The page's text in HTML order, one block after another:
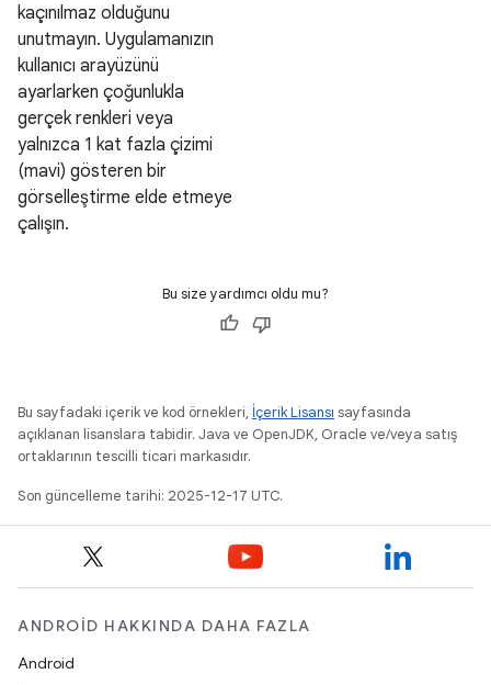
kaçınılmaz olduğunu
unutmayın. Uygulamanızın
kullanıcı arayüzünü
ayarlarken çoğunlukla
gerçek renkleri veya
yalnızca 1 kat fazla çizimi
(mavi) gösteren bir
görselleştirme elde etmeye
çalışın.
Bu size yardımcı oldu mu?
Bu sayfadaki içerik ve kod örnekleri, İçerik Lisansı sayfasında
açıklanan lisanslara tabidir. Java ve OpenJDK, Oracle ve/veya satış
ortaklarının tescilli ticari markasıdır.
Son güncelleme tarihi: 2025-12-17 UTC.
ANDROID HAKKINDA DAHA FAZLA
Android